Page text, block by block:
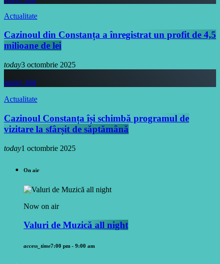
Actualitate
Cazinoul din Constanța a înregistrat un profit de 4,5
milioane de lei
today3 octombrie 2025
insert_link
Actualitate
Cazinoul Constanța își schimbă programul de
vizitare la sfârșit de săptămână
today1 octombrie 2025
On air
Now on air
Valuri de Muzică all night
access_time7:00 pm - 9:00 am